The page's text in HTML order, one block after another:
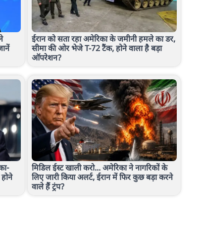
ईरान को सता रहा अमेरिका के जमीनी हमले का डर,
सीमा की ओर भेजे T-72 टैंक, होने वाला है बड़ा
ऑपरेशन?
मिडिल ईस्ट खाली करो... अमेरिका ने नागरिकों के
लिए जारी किया अलर्ट, ईरान में फिर कुछ बड़ा करने
वाले हैं ट्रंप?